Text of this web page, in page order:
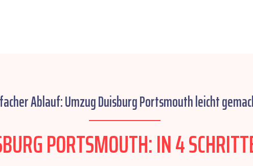
Ablauf: Umzug Duisburg Portsmouth leicht
PORTSMOUTH: IN 4